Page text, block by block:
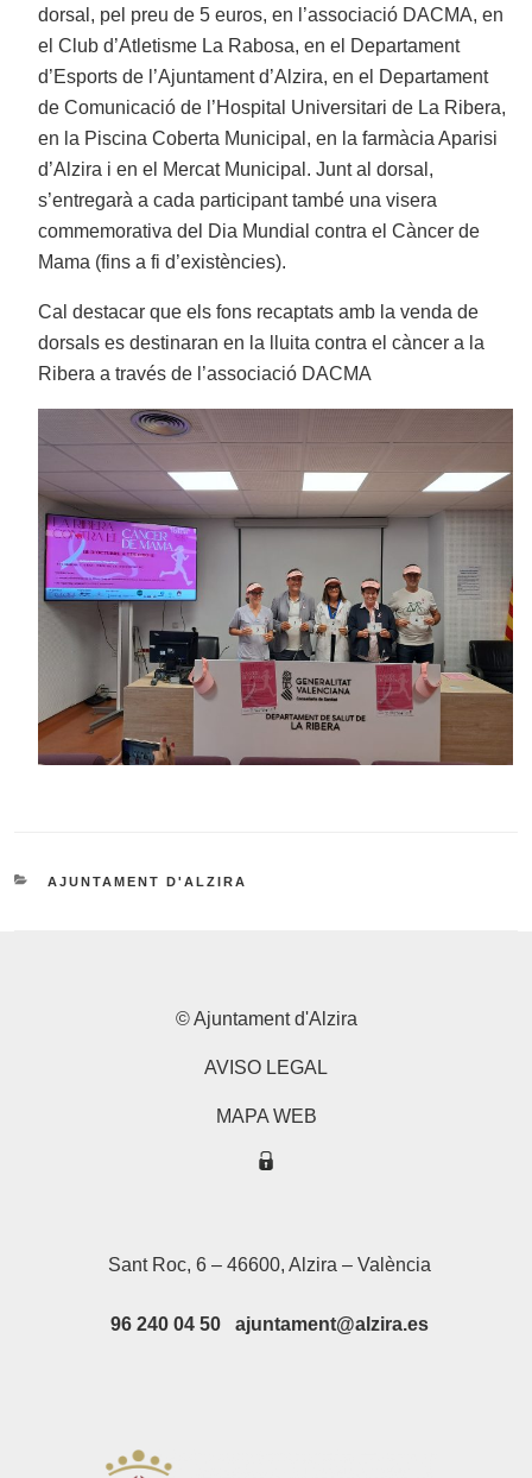
dorsal, pel preu de 5 euros, en l’associació DACMA, en
el Club d’Atletisme La Rabosa, en el Departament
d’Esports de l’Ajuntament d’Alzira, en el Departament
de Comunicació de l’Hospital Universitari de La Ribera,
en la Piscina Coberta Municipal, en la farmàcia Aparisi
d’Alzira i en el Mercat Municipal. Junt al dorsal,
s’entregarà a cada participant també una visera
commemorativa del Dia Mundial contra el Càncer de
Mama (fins a fi d’existències).
Cal destacar que els fons recaptats amb la venda de
dorsals es destinaran en la lluita contra el càncer a la
Ribera a través de l’associació DACMA
CATEGORIES
AJUNTAMENT D'ALZIRA
© Ajuntament d'Alzira
AVISO LEGAL
MAPA WEB
Sant Roc, 6 – 46600, Alzira – València
96 240 04 50 ajuntament@alzira.es